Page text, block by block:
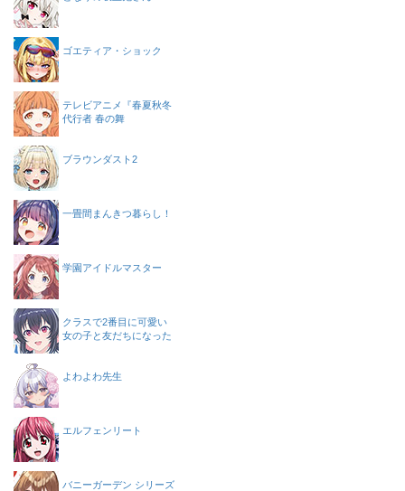
ゴエティア・ショック
テレビアニメ『春夏秋冬
代行者 春の舞
ブラウンダスト2
一畳間まんきつ暮らし！
学園アイドルマスター
クラスで2番目に可愛い
女の子と友だちになった
よわよわ先生
エルフェンリート
バニーガーデン シリーズ